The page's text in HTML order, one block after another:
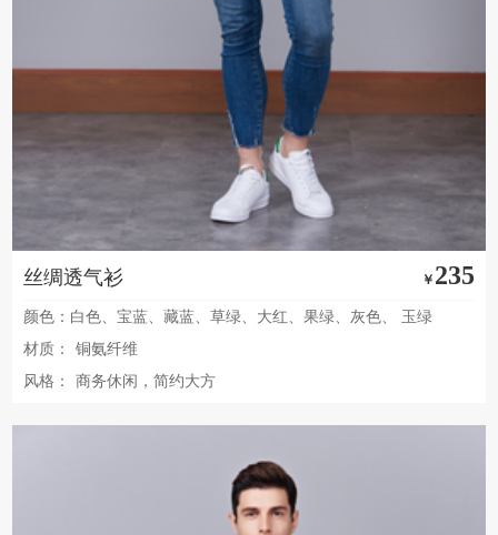
丝绸透气衫 ￥ 235
颜色：白色、宝蓝、藏蓝、草绿、大红、果绿、灰色、 玉绿
材质：
铜氨纤维
风格：
商务休闲，简约大方